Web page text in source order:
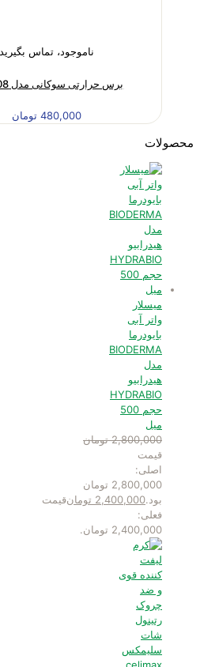
ناموجود، تماس بگیرید
برس حرارتی سوکانی مدل sk-1008
480,000 تومان
محصولات
میسلار
واتر آبی
بایودرما
BIODERMA
مدل
هیدرابیو
HYDRABIO
حجم 500
میل
2,800,000 تومان
قیمت
اصلی:
2,800,000 تومان
بود.2,400,000 تومانقیمت
فعلی:
2,400,000 تومان.